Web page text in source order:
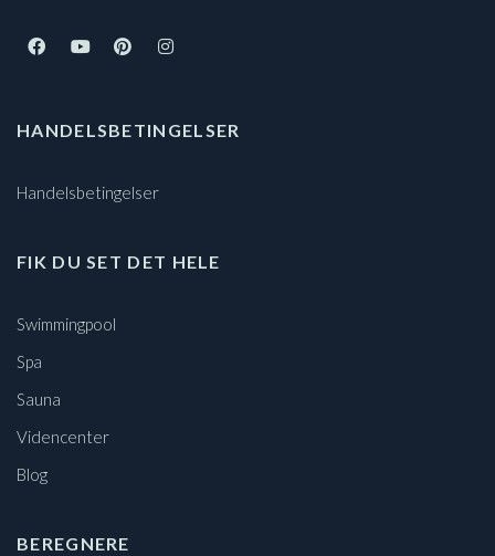
HANDELSBETINGELSER
Handelsbetingelser
FIK DU SET DET HELE
Swimmingpool
Spa
Sauna
Videncenter
Blog
BEREGNERE